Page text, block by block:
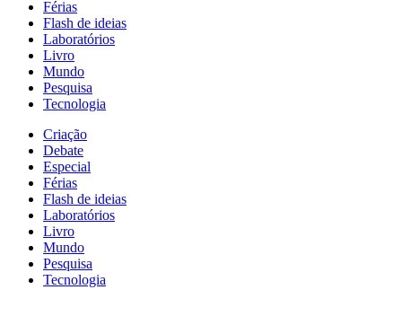
Férias
Flash de ideias
Laboratórios
Livro
Mundo
Pesquisa
Tecnologia
Criação
Debate
Especial
Férias
Flash de ideias
Laboratórios
Livro
Mundo
Pesquisa
Tecnologia